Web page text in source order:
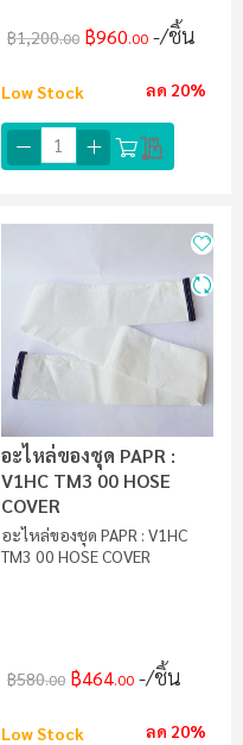
฿1,200.00 ฿960.00 /ชิ้น
Low Stock ลด 20%
อะไหล่ของชุด PAPR :
V1HC TM3 00 HOSE
COVER
อะไหล่ของชุด PAPR : V1HC
TM3 00 HOSE COVER
฿580.00 ฿464.00 /ชิ้น
Low Stock ลด 20%